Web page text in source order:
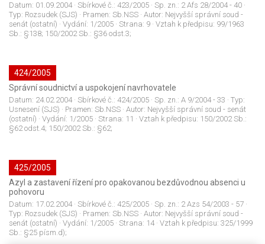
Datum: 01.09.2004· Sbírkové č.: 423/2005 · Sp. zn.: 2 Afs 28/2004 - 40 ·
Typ: Rozsudek (SJS) · Pramen: Sb.NSS · Autor: Nejvyšší správní soud -
senát (ostatní) · Vydání: 1/2005 · Strana: 9 · Vztah k předpisu: 99/1963
Sb.: §138; 150/2002 Sb.: §36 odst.3;
424/2005
Správní soudnictví a uspokojení navrhovatele
Datum: 24.02.2004· Sbírkové č.: 424/2005 · Sp. zn.: A 9/2004 - 33 · Typ:
Usnesení (SJS) · Pramen: Sb.NSS · Autor: Nejvyšší správní soud - senát
(ostatní) · Vydání: 1/2005 · Strana: 11 · Vztah k předpisu: 150/2002 Sb.:
§62 odst.4; 150/2002 Sb.: §62;
425/2005
Azyl a zastavení řízení pro opakovanou bezdůvodnou absenci u
pohovoru
Datum: 17.02.2004· Sbírkové č.: 425/2005 · Sp. zn.: 2 Azs 54/2003 - 57 ·
Typ: Rozsudek (SJS) · Pramen: Sb.NSS · Autor: Nejvyšší správní soud -
senát (ostatní) · Vydání: 1/2005 · Strana: 14· Vztah k předpisu: 325/1999
Sb.: §25 písm.d);